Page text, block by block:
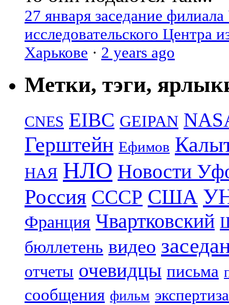
27 января заседание
исследовательского Центра
Харькове · 2 years ago
Метки, тэги,
CNES EIBC GEIPAN
Герштейн Ефимов
НАЯ НЛО Новости
Россия СССР США
Франция Чвартковский
бюллетень видео
отчеты очевидцы письма
сообщения фильм экспертиза